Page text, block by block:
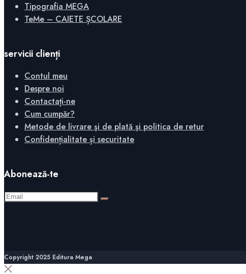
Tipografia MEGA
TeMe – CAIETE ȘCOLARE
servicii clienți
Contul meu
Despre noi
Contactați-ne
Cum cumpăr?
Metode de livrare şi de plată şi politica de retur
Confidențialitate și securitate
Abonează-te
Copyright 2025 Editura Mega